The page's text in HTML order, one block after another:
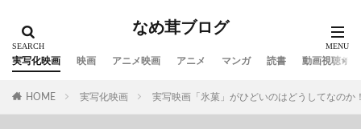
なめ茸ブログ
実写化映画 映画 アニメ映画 アニメ マンガ 読書 動画視聴サ
HOME 実写化映画 実写映画「氷菓」がひどいのはどうしてなの